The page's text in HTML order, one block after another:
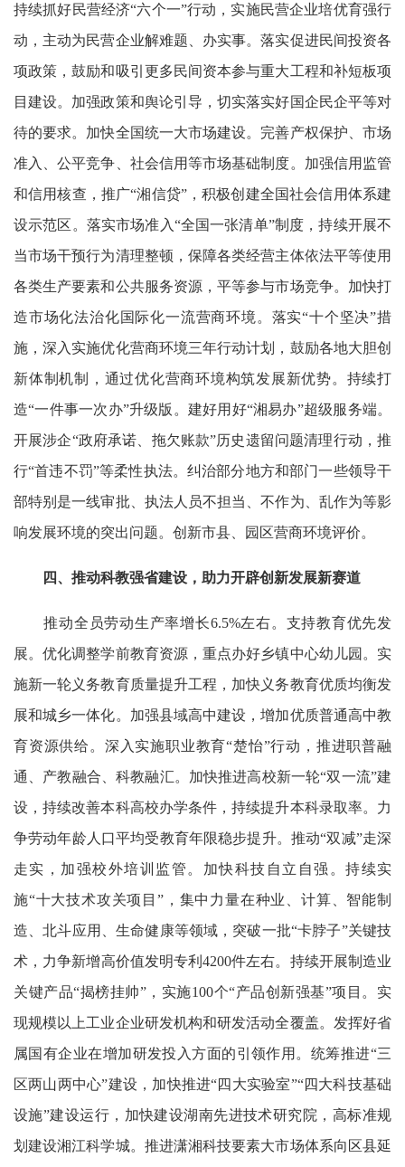
持续抓好民营经济“六个一”行动，实施民营企业培优育强行
动，主动为民营企业解难题、办实事。落实促进民间投资各
项政策，鼓励和吸引更多民间资本参与重大工程和补短板项
目建设。加强政策和舆论引导，切实落实好国企民企平等对
待的要求。加快全国统一大市场建设。完善产权保护、市场
准入、公平竞争、社会信用等市场基础制度。加强信用监管
和信用核查，推广“湘信贷”，积极创建全国社会信用体系建
设示范区。落实市场准入“全国一张清单”制度，持续开展不
当市场干预行为清理整顿，保障各类经营主体依法平等使用
各类生产要素和公共服务资源，平等参与市场竞争。加快打
造市场化法治化国际化一流营商环境。落实“十个坚决”措
施，深入实施优化营商环境三年行动计划，鼓励各地大胆创
新体制机制，通过优化营商环境构筑发展新优势。持续打
造“一件事一次办”升级版。建好用好“湘易办”超级服务端。
开展涉企“政府承诺、拖欠账款”历史遗留问题清理行动，推
行“首违不罚”等柔性执法。纠治部分地方和部门一些领导干
部特别是一线审批、执法人员不担当、不作为、乱作为等影
响发展环境的突出问题。创新市县、园区营商环境评价。
四、推动科教强省建设，助力开辟创新发展新赛道
推动全员劳动生产率增长6.5%左右。支持教育优先发
展。优化调整学前教育资源，重点办好乡镇中心幼儿园。实
施新一轮义务教育质量提升工程，加快义务教育优质均衡发
展和城乡一体化。加强县域高中建设，增加优质普通高中教
育资源供给。深入实施职业教育“楚怡”行动，推进职普融
通、产教融合、科教融汇。加快推进高校新一轮“双一流”建
设，持续改善本科高校办学条件，持续提升本科录取率。力
争劳动年龄人口平均受教育年限稳步提升。推动“双减”走深
走实，加强校外培训监管。加快科技自立自强。持续实
施“十大技术攻关项目”，集中力量在种业、计算、智能制
造、北斗应用、生命健康等领域，突破一批“卡脖子”关键技
术，力争新增高价值发明专利4200件左右。持续开展制造业
关键产品“揭榜挂帅”，实施100个“产品创新强基”项目。实
现规模以上工业企业研发机构和研发活动全覆盖。发挥好省
属国有企业在增加研发投入方面的引领作用。统筹推进“三
区两山两中心”建设，加快推进“四大实验室”“四大科技基础
设施”建设运行，加快建设湖南先进技术研究院，高标准规
划建设湘江科学城。推进潇湘科技要素大市场体系向区县延